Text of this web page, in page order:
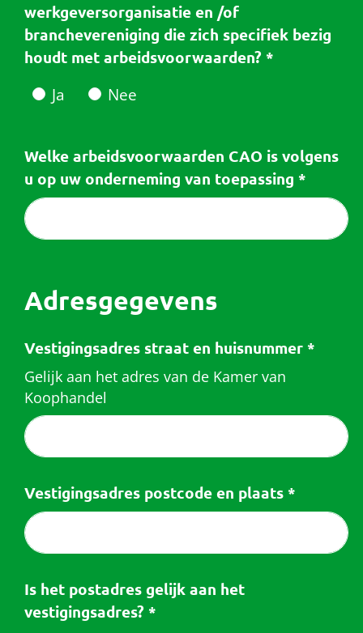
werkgeversorganisatie en /of
branchevereniging die zich specifiek bezig
houdt met arbeidsvoorwaarden? *
Ja Nee
Welke arbeidsvoorwaarden CAO is volgens
u op uw onderneming van toepassing *
Adresgegevens
Vestigingsadres straat en huisnummer *
Gelijk aan het adres van de Kamer van
Koophandel
Vestigingsadres postcode en plaats *
Is het postadres gelijk aan het
vestigingsadres? *